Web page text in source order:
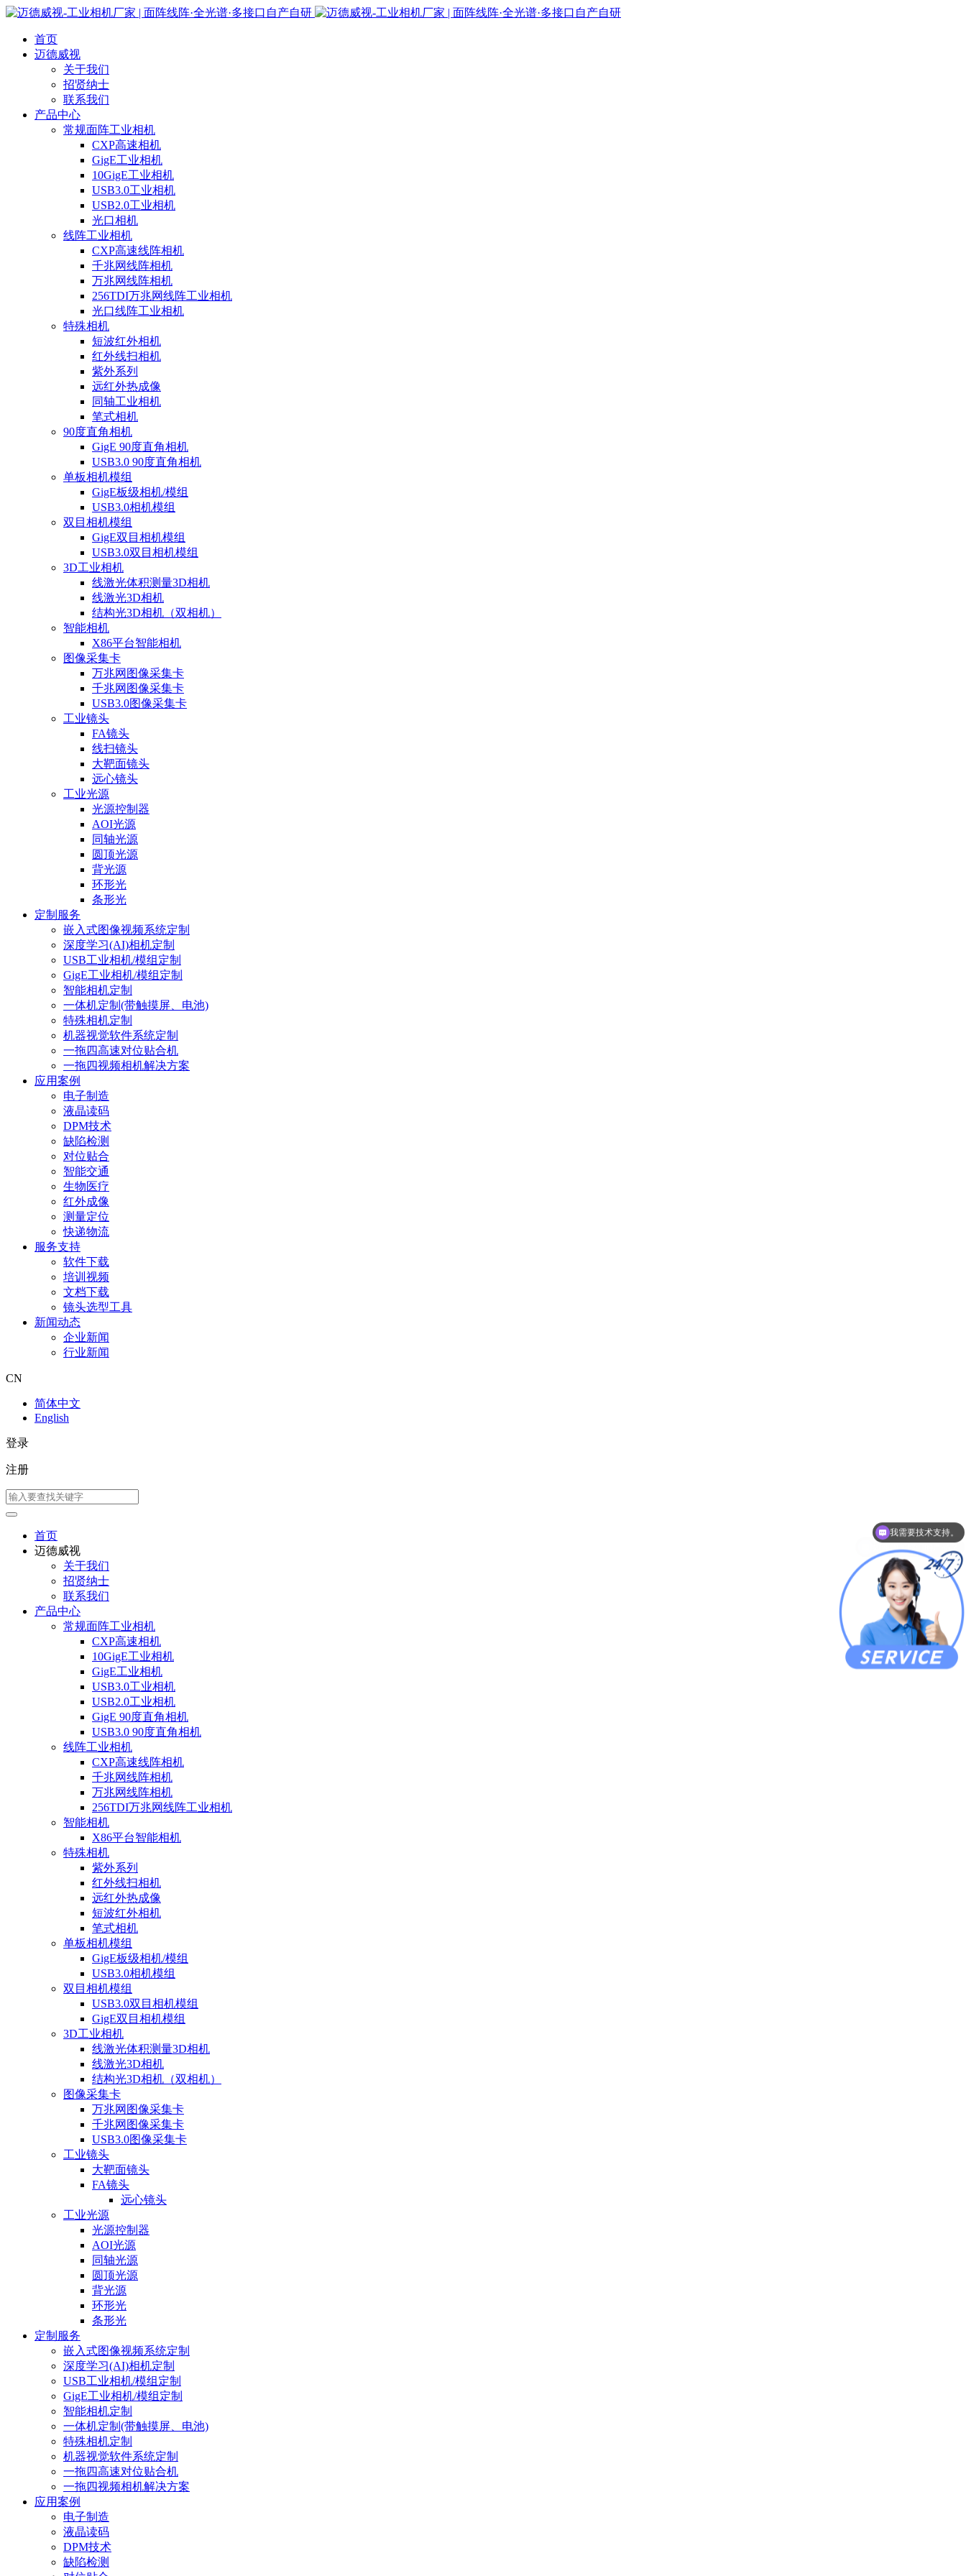
首页
迈德威视
关于我们
招贤纳士
联系我们
产品中心
常规面阵工业相机
CXP高速相机
GigE工业相机
10GigE工业相机
USB3.0工业相机
USB2.0工业相机
光口相机
线阵工业相机
CXP高速线阵相机
千兆网线阵相机
万兆网线阵相机
256TDI万兆网线阵工业相机
光口线阵工业相机
特殊相机
短波红外相机
红外线扫相机
紫外系列
远红外热成像
同轴工业相机
笔式相机
90度直角相机
GigE 90度直角相机
USB3.0 90度直角相机
单板相机模组
GigE板级相机/模组
USB3.0相机模组
双目相机模组
GigE双目相机模组
USB3.0双目相机模组
3D工业相机
线激光体积测量3D相机
线激光3D相机
结构光3D相机（双相机）
智能相机
X86平台智能相机
图像采集卡
万兆网图像采集卡
千兆网图像采集卡
USB3.0图像采集卡
工业镜头
FA镜头
线扫镜头
大靶面镜头
远心镜头
工业光源
光源控制器
AOI光源
同轴光源
圆顶光源
背光源
环形光
条形光
定制服务
嵌入式图像视频系统定制
深度学习(AI)相机定制
USB工业相机/模组定制
GigE工业相机/模组定制
智能相机定制
一体机定制(带触摸屏、电池)
特殊相机定制
机器视觉软件系统定制
一拖四高速对位贴合机
一拖四视频相机解决方案
应用案例
电子制造
液晶读码
DPM技术
缺陷检测
对位贴合
智能交通
生物医疗
红外成像
测量定位
快递物流
服务支持
软件下载
培训视频
文档下载
镜头选型工具
新闻动态
企业新闻
行业新闻
CN
简体中文
English
登录
注册
首页
迈德威视
关于我们
招贤纳士
联系我们
产品中心
常规面阵工业相机
CXP高速相机
10GigE工业相机
GigE工业相机
USB3.0工业相机
USB2.0工业相机
GigE 90度直角相机
USB3.0 90度直角相机
线阵工业相机
CXP高速线阵相机
千兆网线阵相机
万兆网线阵相机
256TDI万兆网线阵工业相机
智能相机
X86平台智能相机
特殊相机
紫外系列
红外线扫相机
远红外热成像
短波红外相机
笔式相机
单板相机模组
GigE板级相机/模组
USB3.0相机模组
双目相机模组
USB3.0双目相机模组
GigE双目相机模组
3D工业相机
线激光体积测量3D相机
线激光3D相机
结构光3D相机（双相机）
图像采集卡
万兆网图像采集卡
千兆网图像采集卡
USB3.0图像采集卡
工业镜头
大靶面镜头
FA镜头
远心镜头
工业光源
光源控制器
AOI光源
同轴光源
圆顶光源
背光源
环形光
条形光
定制服务
嵌入式图像视频系统定制
深度学习(AI)相机定制
USB工业相机/模组定制
GigE工业相机/模组定制
智能相机定制
一体机定制(带触摸屏、电池)
特殊相机定制
机器视觉软件系统定制
一拖四高速对位贴合机
一拖四视频相机解决方案
应用案例
电子制造
液晶读码
DPM技术
缺陷检测
如何购买你们的产品？